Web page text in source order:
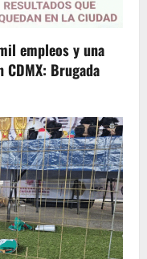
empleos y una
Brugada